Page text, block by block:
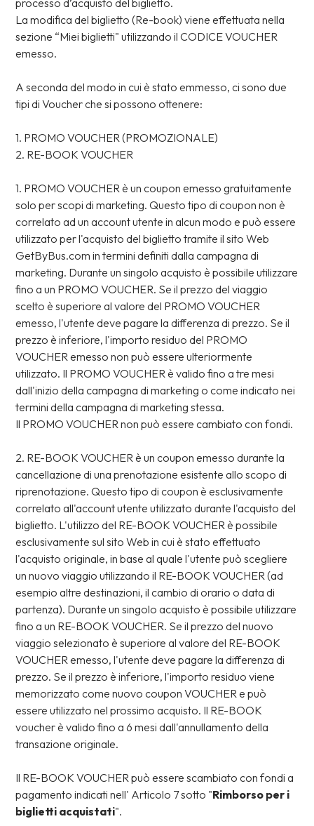
processo d’acquisto del biglietto.
La modifica del biglietto (Re-book) viene effettuata nella
sezione “Miei biglietti" utilizzando il CODICE VOUCHER
emesso.
A seconda del modo in cui è stato emmesso, ci sono due
tipi di Voucher che si possono ottenere:
1. PROMO VOUCHER (PROMOZIONALE)
2. RE-BOOK VOUCHER
1. PROMO VOUCHER è un coupon emesso gratuitamente
solo per scopi di marketing. Questo tipo di coupon non è
correlato ad un account utente in alcun modo e può essere
utilizzato per l'acquisto del biglietto tramite il sito Web
GetByBus.com in termini definiti dalla campagna di
marketing. Durante un singolo acquisto è possibile utilizzare
fino a un PROMO VOUCHER. Se il prezzo del viaggio
scelto è superiore al valore del PROMO VOUCHER
emesso, l'utente deve pagare la differenza di prezzo. Se il
prezzo è inferiore, l'importo residuo del PROMO
VOUCHER emesso non può essere ulteriormente
utilizzato. Il PROMO VOUCHER è valido fino a tre mesi
dall'inizio della campagna di marketing o come indicato nei
termini della campagna di marketing stessa.
Il PROMO VOUCHER non può essere cambiato con fondi.
2. RE-BOOK VOUCHER è un coupon emesso durante la
cancellazione di una prenotazione esistente allo scopo di
riprenotazione. Questo tipo di coupon è esclusivamente
correlato all'account utente utilizzato durante l'acquisto del
biglietto. L'utilizzo del RE-BOOK VOUCHER è possibile
esclusivamente sul sito Web in cui è stato effettuato
l'acquisto originale, in base al quale l'utente può scegliere
un nuovo viaggio utilizzando il RE-BOOK VOUCHER (ad
esempio altre destinazioni, il cambio di orario o data di
partenza). Durante un singolo acquisto è possibile utilizzare
fino a un RE-BOOK VOUCHER. Se il prezzo del nuovo
viaggio selezionato è superiore al valore del RE-BOOK
VOUCHER emesso, l'utente deve pagare la differenza di
prezzo. Se il prezzo è inferiore, l'importo residuo viene
memorizzato come nuovo coupon VOUCHER e può
essere utilizzato nel prossimo acquisto. Il RE-BOOK
voucher è valido fino a 6 mesi dall'annullamento della
transazione originale.
Il RE-BOOK VOUCHER può essere scambiato con fondi a
pagamento indicati nell' Articolo 7 sotto "Rimborso per i
biglietti acquistati".